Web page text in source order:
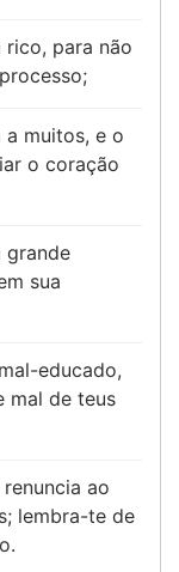
rico, para não
muitos, e o
o coração
grande
sua
educado,
mal de teus
ao
lembra-te de